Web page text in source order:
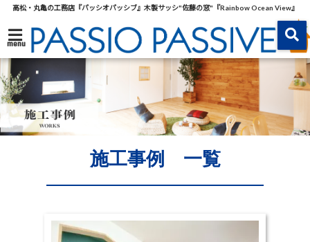
高松・丸亀の工務店『パッシオパッシブ』木製サッシ"佐藤の窓"『Rainbow Ocean View』
menu
施工事例 一覧